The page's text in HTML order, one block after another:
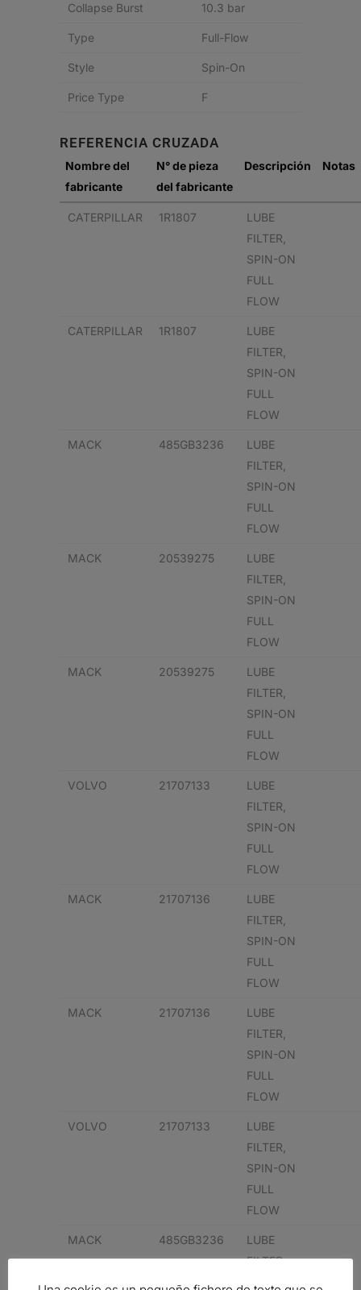
Collapse Burst 10.3 bar
Type Full-Flow
Style Spin-On
Price Type F
REFERENCIA CRUZADA
Nombre del
fabricante
N° de pieza
del fabricante
Descripción Notas
CATERPILLAR 1R1807
LUBE
FILTER,
SPIN-ON
FULL
FLOW
CATERPILLAR 1R1807
LUBE
FILTER,
SPIN-ON
FULL
FLOW
MACK 485GB3236
LUBE
FILTER,
SPIN-ON
FULL
FLOW
MACK 20539275
LUBE
FILTER,
SPIN-ON
FULL
FLOW
MACK 20539275
LUBE
FILTER,
SPIN-ON
FULL
FLOW
VOLVO 21707133
LUBE
FILTER,
SPIN-ON
FULL
FLOW
MACK 21707136
LUBE
FILTER,
SPIN-ON
FULL
FLOW
MACK 21707136
LUBE
FILTER,
SPIN-ON
FULL
FLOW
VOLVO 21707133
LUBE
FILTER,
SPIN-ON
FULL
FLOW
MACK 485GB3236
LUBE
FILTER,